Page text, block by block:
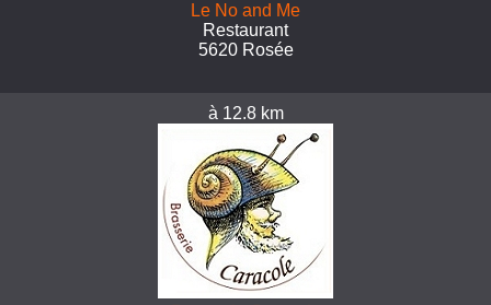
Le No and Me
Restaurant
5620 Rosée
à 12.8 km